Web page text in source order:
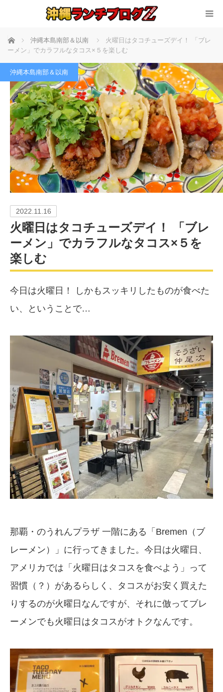
ホーム 沖縄本島南部＆以南
火曜日はタコチューズデイ！ 「ブレ
ーメン」でカラフルなタコス×５を楽しむ
沖縄本島南部＆以南
2022.11.16
火曜日はタコチューズデイ！ 「ブレ
ーメン」でカラフルなタコス×５を
楽しむ
今日は火曜日！ しかもスッキリしたものが食べた
い、ということで…
那覇・のうれんプラザ 一階にある「Bremen（ブ
レーメン）」に行ってきました。今日は火曜日、
アメリカでは「火曜日はタコスを食べよう」って
習慣（？）があるらしく、タコスがお安く買えた
りするのが火曜日なんですが、それに倣ってブレ
ーメンでも火曜日はタコスがオトクなんです。